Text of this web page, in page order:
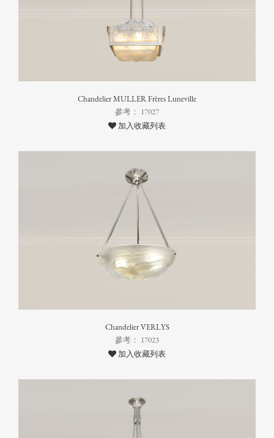
Chandelier MULLER Frères Luneville
參考： 17027
加入收藏列表
Chandelier VERLYS
參考： 17023
加入收藏列表